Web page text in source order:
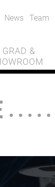
News Team
&